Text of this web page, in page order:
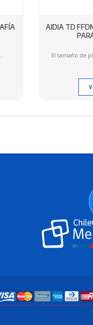
AIDIA TD
El tamaño de